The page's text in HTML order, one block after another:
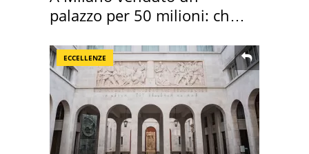
palazzo per 50 milioni: chi
ECCELLENZE